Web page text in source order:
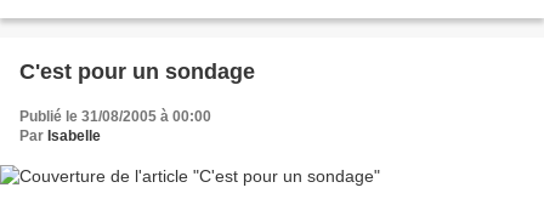
C'est pour un sondage
Publié le 31/08/2005 à 00:00
Par Isabelle